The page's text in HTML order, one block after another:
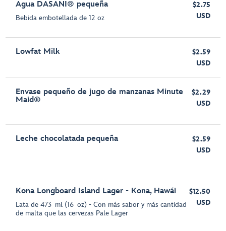
Agua DASANI® pequeña
Bebida embotellada de 12 oz
$2.75
USD
Lowfat Milk
$2.59
USD
Envase pequeño de jugo de manzanas Minute
Maid®
$2.29
USD
Leche chocolatada pequeña
$2.59
USD
Kona Longboard Island Lager - Kona, Hawái
Lata de 473 ml (16 oz) - Con más sabor y más cantidad
de malta que las cervezas Pale Lager
$12.50
USD